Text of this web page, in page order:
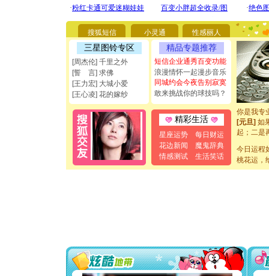
搜狐短信 小灵通 性感丽人
三星图铃专区
[周杰伦] 千里之外
[誓 言] 求佛
[王力宏] 大城小爱
[王心凌] 花的嫁纱
精品专题推荐
短信企业通秀百变功能
浪漫情怀一起漫步音乐
同城约会今夜告别寂寞
敢来挑战你的球技吗？
精彩生活
星座运势
每日财运
花边新闻
魔鬼辞典
情感测试
生活笑话
[圣诞节]
要平安！
[圣诞节]
能正大
都要快乐
[圣诞节]
如意,快
[元旦]看
断电。爱
你是我专
[元旦]如
起；二是
离。水晶
[元旦]当
泣，这痛
卖了。水
你太多，
要平安
[圣诞节]
今日运程
桃花运，